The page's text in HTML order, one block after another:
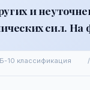
и
сил. На
10 классификация /